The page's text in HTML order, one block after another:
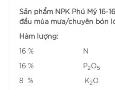
Sản phẩm NPK Phú Mỹ 16-
đầu mùa mưa/chuyên bón
Hàm lượng:
16 % N
16 % P2O5
8 % K2O